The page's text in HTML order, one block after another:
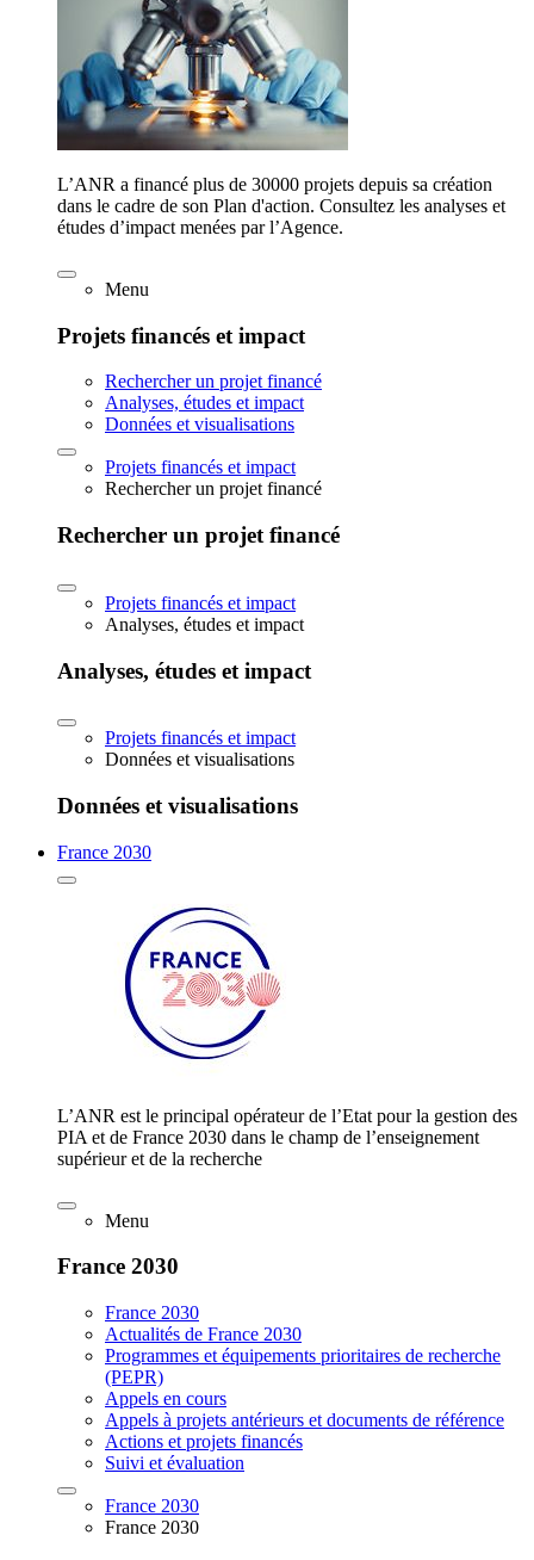
L’ANR a financé plus de 30000 projets depuis sa création
dans le cadre de son Plan d'action. Consultez les analyses et
études d’impact menées par l’Agence.
Menu
Projets financés et impact
Rechercher un projet financé
Analyses, études et impact
Données et visualisations
Projets financés et impact
Rechercher un projet financé
Rechercher un projet financé
Projets financés et impact
Analyses, études et impact
Analyses, études et impact
Projets financés et impact
Données et visualisations
Données et visualisations
France 2030
L’ANR est le principal opérateur de l’Etat pour la gestion des
PIA et de France 2030 dans le champ de l’enseignement
supérieur et de la recherche
Menu
France 2030
France 2030
Actualités de France 2030
Programmes et équipements prioritaires de recherche
(PEPR)
Appels en cours
Appels à projets antérieurs et documents de référence
Actions et projets financés
Suivi et évaluation
France 2030
France 2030